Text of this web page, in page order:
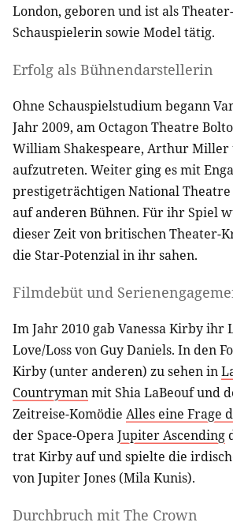
London, geboren und ist als
Schauspielerin sowie Model tätig.
Erfolg als Bühnendarstellerin
Ohne Schauspielstudium begann
Jahr 2009, am Octagon Theatre
William Shakespeare, Arthur
aufzutreten. Weiter ging es mit
prestigeträchtigen National
auf anderen Bühnen. Für ihr Spiel
dieser Zeit von britischen Theater-
die Star-Potenzial in ihr sahen.
Filmdebüt und
Im Jahr 2010 gab Vanessa Kirby
Love/Loss von Guy Daniels. In den
Kirby (unter anderen) zu sehen in
Countrymanmit Shia LaBeouf und
Zeitreise-Komödie Alles eine Frage
der Space-OperaJupiter Ascending
trat Kirby auf und spielte die
von Jupiter Jones (Mila Kunis).
Durchbruch mit The Crown